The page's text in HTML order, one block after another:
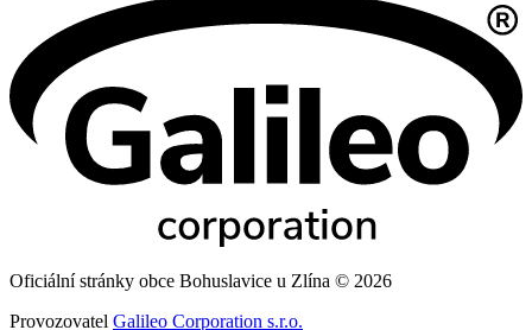
Oficiální stránky obce Bohuslavice u Zlína © 2026
Provozovatel Galileo Corporation s.r.o.